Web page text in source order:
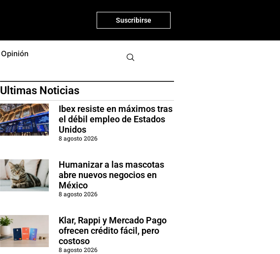
Suscribirse
Opinión
Ultimas Noticias
Ibex resiste en máximos tras
el débil empleo de Estados
Unidos
8 agosto 2026
Humanizar a las mascotas
abre nuevos negocios en
México
8 agosto 2026
Klar, Rappi y Mercado Pago
ofrecen crédito fácil, pero
costoso
8 agosto 2026